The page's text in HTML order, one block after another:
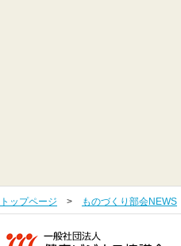
トップページ > ものづくり部会NEWS